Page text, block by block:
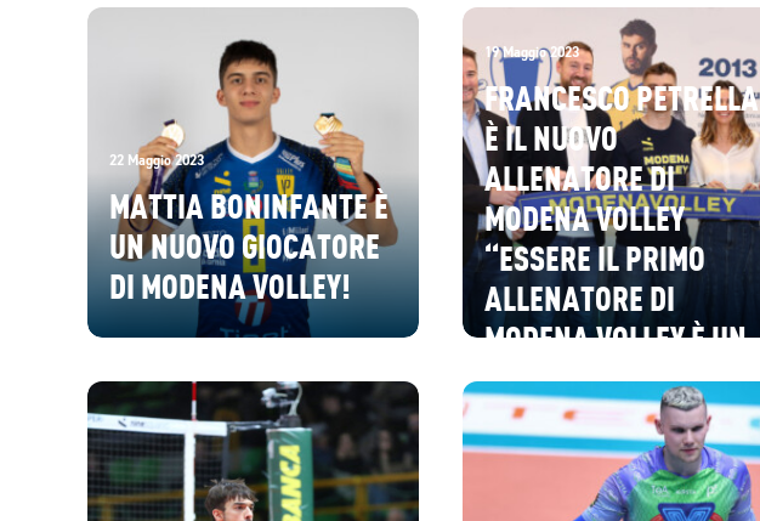
22 Maggio 2023
MATTIA BONINFANTE È
UN NUOVO GIOCATORE
DI MODENA VOLLEY!
19 Maggio 2023
FRANCESCO PETRELLA
È IL NUOVO
ALLENATORE DI
MODENA VOLLEY
“ESSERE IL PRIMO
ALLENATORE DI
MODENA VOLLEY È UN
GRANDE PRIVILEGIO E
UN’OPPORTUNITÀ
UNICA, SONO PRONTO
A DARE IL MASSIMO”